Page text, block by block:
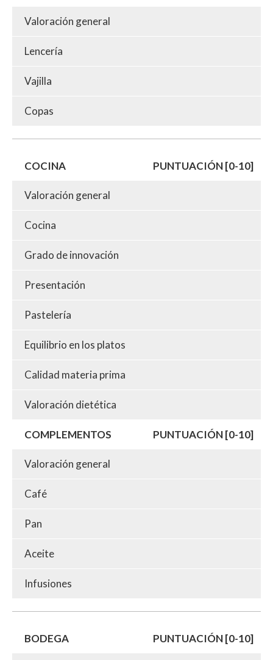
Valoración general
Lencería
Vajilla
Copas
COCINA PUNTUACIÓN [0-10]
Valoración general
Cocina
Grado de innovación
Presentación
Pastelería
Equilibrio en los platos
Calidad materia prima
Valoración dietética
COMPLEMENTOS PUNTUACIÓN [0-10]
Valoración general
Café
Pan
Aceite
Infusiones
BODEGA PUNTUACIÓN [0-10]